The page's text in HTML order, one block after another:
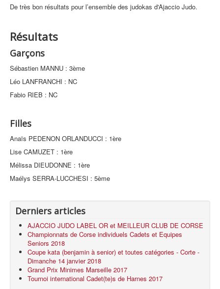
De très bon résultats pour l’ensemble des judokas d'Ajaccio Judo.
Résultats
Garçons
Sébastien MANNU : 3ème
Léo LANFRANCHI : NC
Fabio RIEB : NC
Filles
Anaïs PEDENON ORLANDUCCI : 1ère
Lise CAMUZET : 1ère
Mélissa DIEUDONNE : 1ère
Maélys SERRA-LUCCHESI : 5ème
Derniers articles
AJACCIO JUDO LABEL OR et MEILLEUR CLUB DE CORSE
Championnats de Corse individuels Cadets et Equipes
Seniors 2018
Coupe kata (benjamin à senior) et toutes catégories - Corte -
Dimanche 14 janvier 2018
Grand Prix Minimes Marseille 2017
Tournoi international Cadet(te)s de Harnes 2017